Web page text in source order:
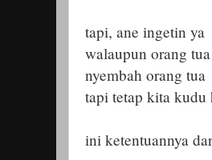
tapi, ane ingetin ya
walaupun orang
nyembah orang tua
tapi tetap kita
ini ketentuannya